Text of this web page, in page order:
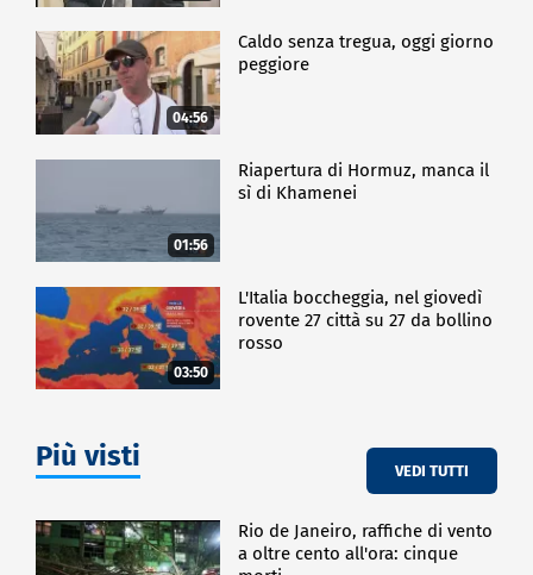
04:56
Caldo senza tregua, oggi giorno
peggiore
01:56
Riapertura di Hormuz, manca il
sì di Khamenei
03:50
L'Italia boccheggia, nel giovedì
rovente 27 città su 27 da bollino
rosso
Più visti VEDI TUTTI
Rio de Janeiro, raffiche di vento
a oltre cento all'ora: cinque